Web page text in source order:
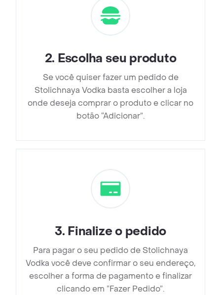
2. Escolha seu produto
Se você quiser fazer um pedido de
Stolichnaya Vodka basta escolher a loja
onde deseja comprar o produto e clicar no
botão “Adicionar”.
3. Finalize o pedido
Para pagar o seu pedido de Stolichnaya
Vodka você deve confirmar o seu endereço,
escolher a forma de pagamento e finalizar
clicando em ”Fazer Pedido”.